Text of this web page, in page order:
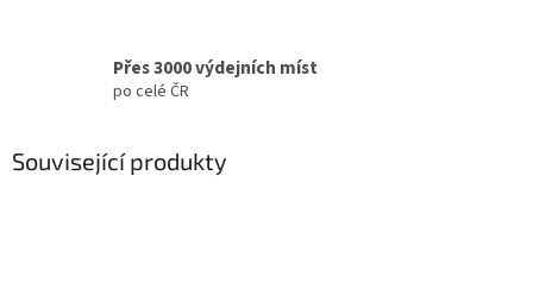
Přes 3000 výdejních míst
po celé ČR
Související produkty